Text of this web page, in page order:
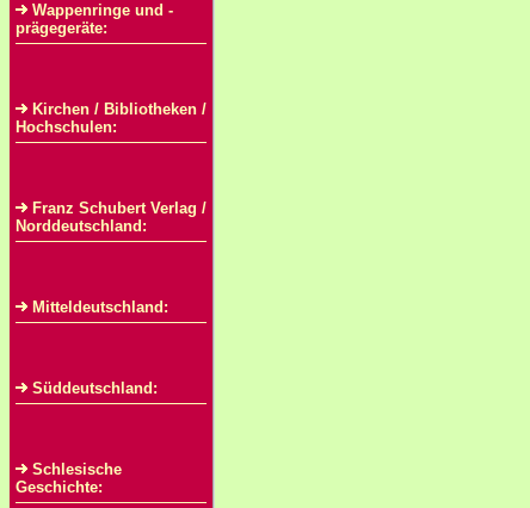
Wappenringe und -
prägegeräte:
Kirchen / Bibliotheken /
Hochschulen:
Franz Schubert Verlag /
Norddeutschland:
Mitteldeutschland:
Süddeutschland:
Schlesische
Geschichte: